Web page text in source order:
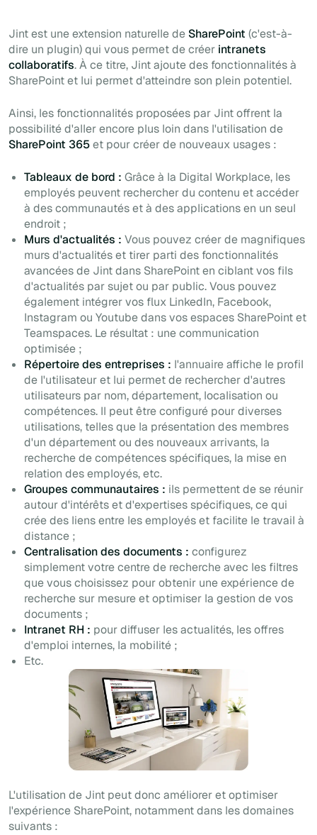
Jint est une extension naturelle de SharePoint (c'est-à-
dire un plugin) qui vous permet de créer intranets
collaboratifs. À ce titre, Jint ajoute des fonctionnalités à
SharePoint et lui permet d'atteindre son plein potentiel.
Ainsi, les fonctionnalités proposées par Jint offrent la
possibilité d'aller encore plus loin dans l'utilisation de
SharePoint 365et pour créer de nouveaux usages :
Tableaux de bord : Grâce à la Digital Workplace, les
employés peuvent rechercher du contenu et accéder
à des communautés et à des applications en un seul
endroit ;
Murs d'actualités : Vous pouvez créer de magnifiques
murs d'actualités et tirer parti des fonctionnalités
avancées de Jint dans SharePoint en ciblant vos fils
d'actualités par sujet ou par public. Vous pouvez
également intégrer vos flux LinkedIn, Facebook,
Instagram ou Youtube dans vos espaces SharePoint et
Teamspaces. Le résultat : une communication
optimisée ;
Répertoire des entreprises : l'annuaire affiche le profil
de l'utilisateur et lui permet de rechercher d'autres
utilisateurs par nom, département, localisation ou
compétences. Il peut être configuré pour diverses
utilisations, telles que la présentation des membres
d'un département ou des nouveaux arrivants, la
recherche de compétences spécifiques, la mise en
relation des employés, etc.
Groupes communautaires : ils permettent de se réunir
autour d'intérêts et d'expertises spécifiques, ce qui
crée des liens entre les employés et facilite le travail à
distance ;
Centralisation des documents : configurez
simplement votre centre de recherche avec les filtres
que vous choisissez pour obtenir une expérience de
recherche sur mesure et optimiser la gestion de vos
documents ;
Intranet RH : pour diffuser les actualités, les offres
d'emploi internes, la mobilité ;
Etc.
L'utilisation de Jint peut donc améliorer et optimiser
l'expérience SharePoint, notamment dans les domaines
suivants :